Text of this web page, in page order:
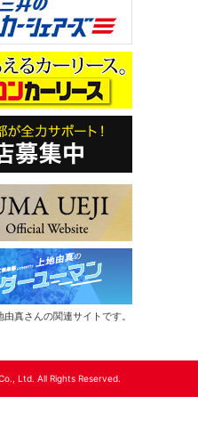
真さんの関連サイトです。
Ltd. All Rights Reserved.